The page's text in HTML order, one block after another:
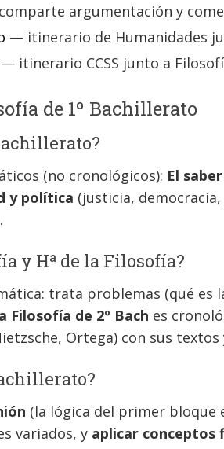
argumentación y
— itinerario de Humanidades
— itinerario CCSS junto a
de 1º Bachillerato
(no cronológicos): El
y política (justicia,
y Hª de la Filosofía?
trata problemas (qué es
Filosofía de 2º Bach es
Ortega) con sus textos
(la lógica del primer bloque
variados, y aplicar conceptos